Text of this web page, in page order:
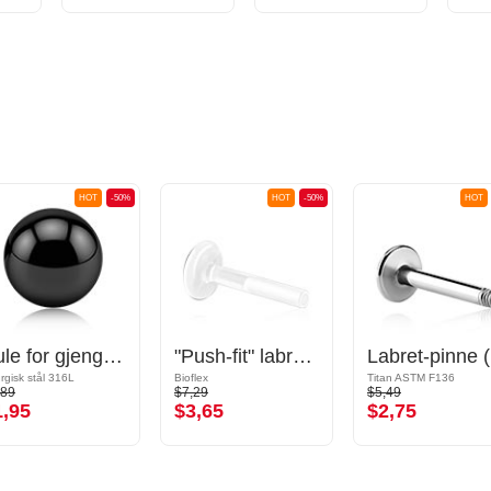
-50%
HOT
Kule for gjengede pinner (kirurgisk stål, svart, skinnende finish)
stål 316L
-50%
HOT
"Push-fit" labret-pinne uten gjenge (bioflex, forskjellige farger)
Bioflex
$7,29
$3,65
HOT
Titan ASTM F136
$5,49
$2,75